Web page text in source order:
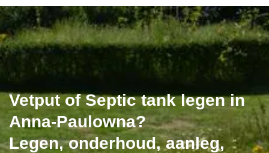
Vetput of Septic tank legen in
Anna-Paulowna?
Legen, onderhoud, aanleg,